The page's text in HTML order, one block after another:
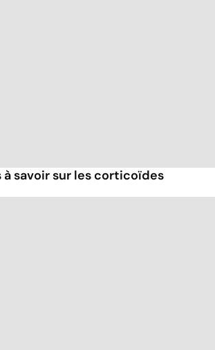
à savoir sur les corticoïdes